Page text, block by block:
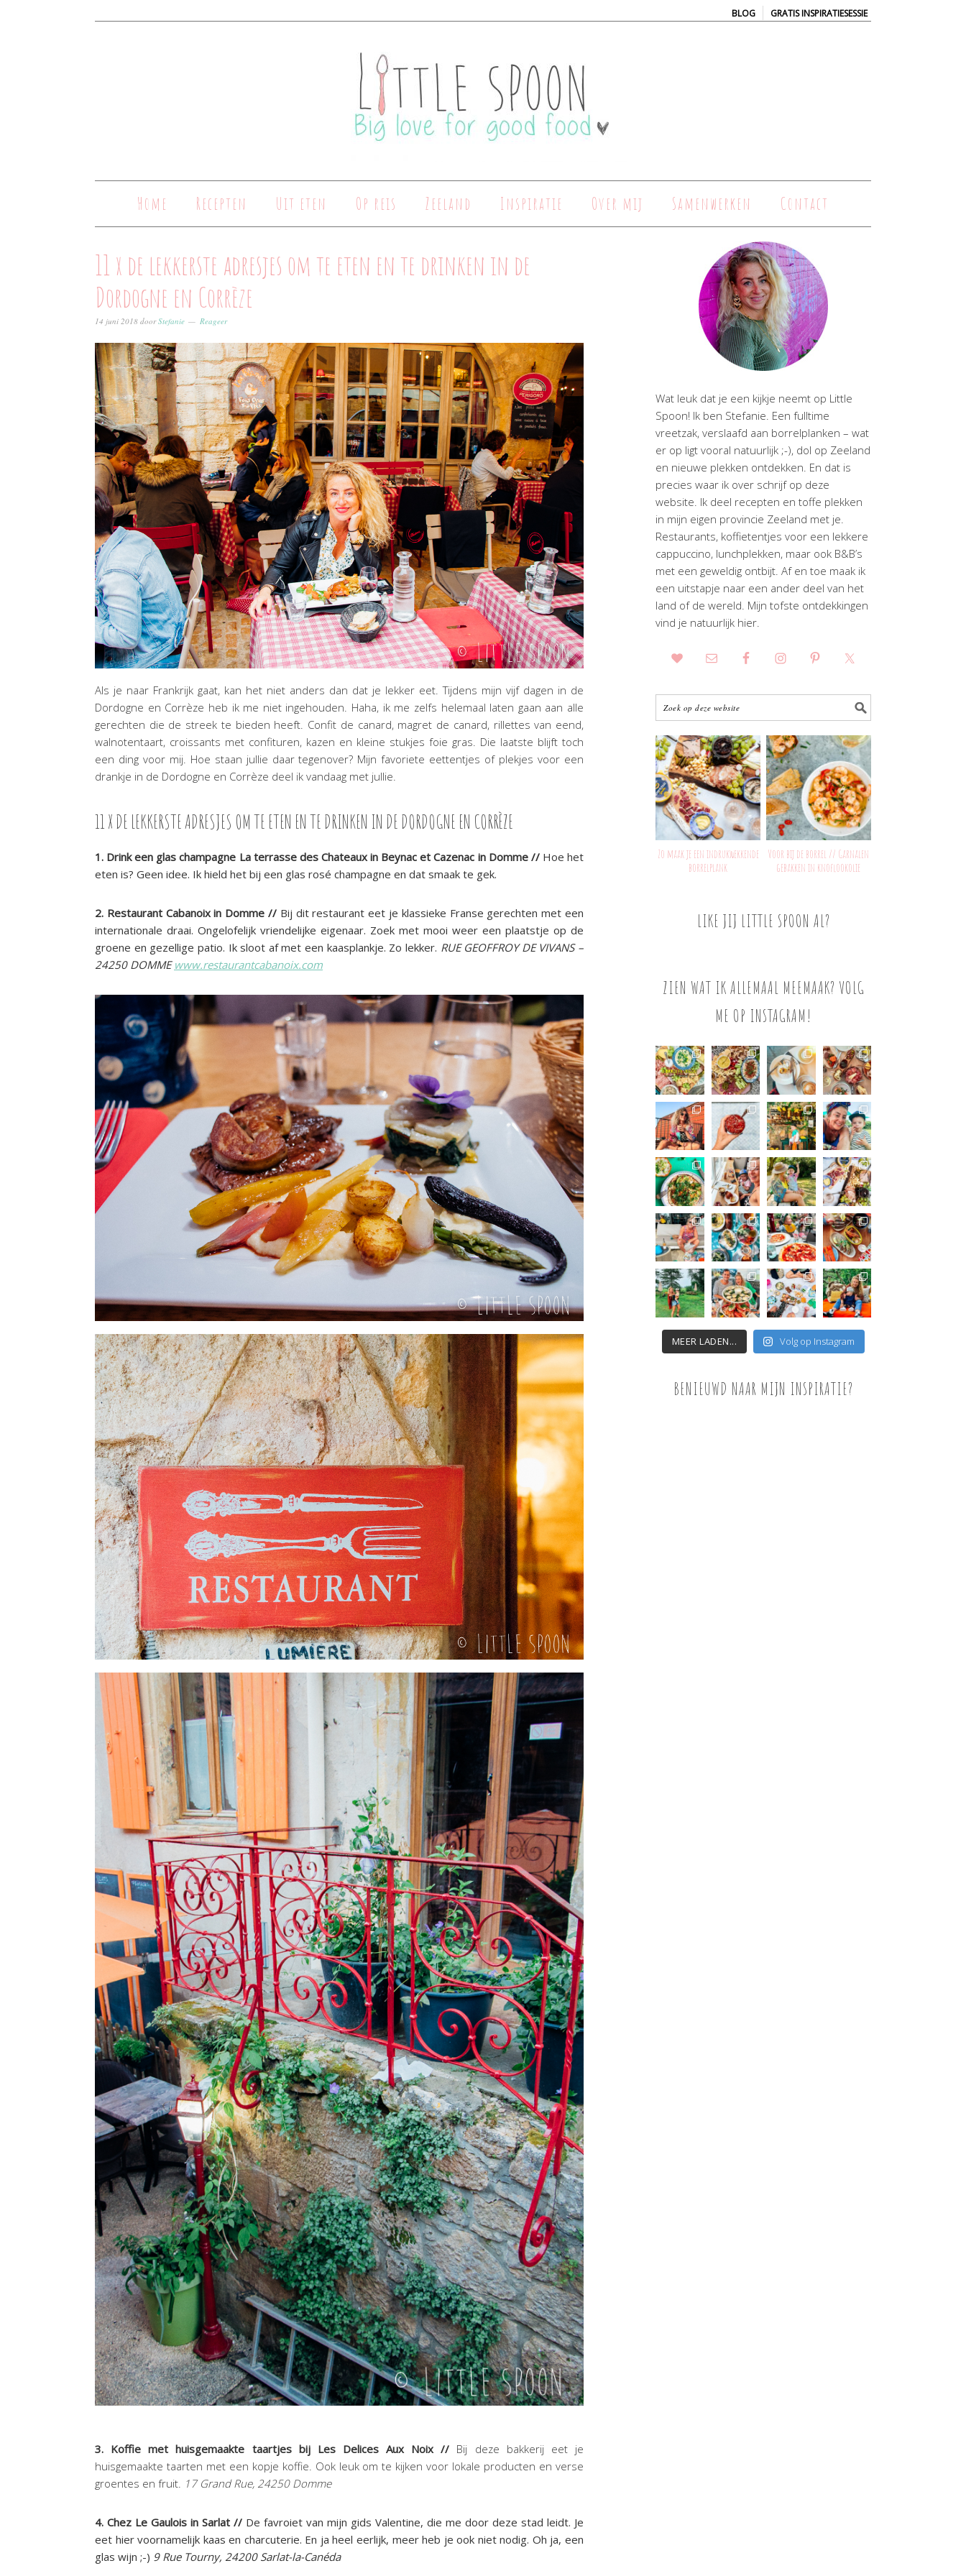
BLOG | GRATIS INSPIRATIESESSIE
Home Recepten Uit eten Op reis Zeeland Inspiratie Over mij Samenwerken Contact
11 x de lekkerste adresjes om te eten en te drinken in de
Dordogne en Corrèze
14 juni 2018 doorStefanie Reageer
Als je naar Frankrijk gaat, kan het niet anders dan dat je lekker eet. Tijdens mijn vijf dagen in de
Dordogne en Corrèze heb ik me niet ingehouden. Haha, ik me zelfs helemaal laten gaan aan alle
gerechten die de streek te bieden heeft. Confit de canard, magret de canard, rillettes van eend,
walnotentaart, croissants met confituren, kazen en kleine stukjes foie gras. Die laatste blijft toch
een ding voor mij. Hoe staan jullie daar tegenover? Mijn favoriete eettentjes of plekjes voor een
drankje in de Dordogne en Corrèze deel ik vandaag met jullie.
11 X DE LEKKERSTE ADRESJES OM TE ETEN EN TE DRINKEN IN DE DORDOGNE EN CORRÈZE
1. Drink een glas champagne La terrasse des Chateaux in Beynac et Cazenac in Domme // Hoe het
eten is? Geen idee. Ik hield het bij een glas rosé champagne en dat smaak te gek.
2. Restaurant Cabanoix in Domme // Bij dit restaurant eet je klassieke Franse gerechten met een
internationale draai. Ongelofelijk vriendelijke eigenaar. Zoek met mooi weer een plaatstje op de
groene en gezellige patio. Ik sloot af met een kaasplankje. Zo lekker. RUE GEOFFROY DE VIVANS –
24250 DOMME www.restaurantcabanoix.com
3. Koffie met huisgemaakte taartjes bij Les Delices Aux Noix // Bij deze bakkerij eet je
huisgemaakte taarten met een kopje koffie. Ook leuk om te kijken voor lokale producten en verse
groentes en fruit. 17 Grand Rue, 24250 Domme
4. Chez Le Gaulois in Sarlat // De favroiet van mijn gids Valentine, die me door deze stad leidt. Je
eet hier voornamelijk kaas en charcuterie. En ja heel eerlijk, meer heb je ook niet nodig. Oh ja, een
glas wijn ;-) 9 Rue Tourny, 24200 Sarlat-la-Canéda
Wat leuk dat je een kijkje neemt op Little
Spoon! Ik ben Stefanie. Een fulltime
vreetzak, verslaafd aan borrelplanken – wat
er op ligt vooral natuurlijk ;-), dol op Zeeland
en nieuwe plekken ontdekken. En dat is
precies waar ik over schrijf op deze
website. Ik deel recepten en toffe plekken
in mijn eigen provincie Zeeland met je.
Restaurants, koffietentjes voor een lekkere
cappuccino, lunchplekken, maar ook B&B’s
met een geweldig ontbijt. Af en toe maak ik
een uitstapje naar een ander deel van het
land of de wereld. Mijn tofste ontdekkingen
vind je natuurlijk hier.
Zo maak je een indrukwekkende
borrelplank
Voor bij de borrel // Garnalen
gebakken in knoflookolie
LIKE JIJ LITTLE SPOON AL?
ZIEN WAT IK ALLEMAAL MEEMAAK? VOLG
ME OP INSTAGRAM!
MEER LADEN... Volg op Instagram
BENIEUWD NAAR MIJN INSPIRATIE?